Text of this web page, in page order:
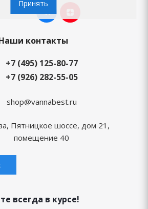
контакты
+7 (495) 125-80-77
+7 (926) 282-55-05
shop@vannabest.ru
Пятницкое шоссе, дом 21,
помещение 40
всегда в курсе!
Принять